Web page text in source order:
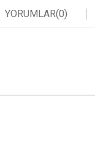
YORUMLAR(0)